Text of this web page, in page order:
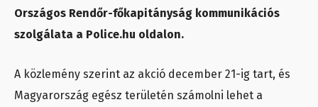
Országos Rendőr-főkapitányság kommunikációs
szolgálata a Police.hu oldalon.
A közlemény szerint az akció december 21-ig tart, és
Magyarország egész területén számolni lehet a